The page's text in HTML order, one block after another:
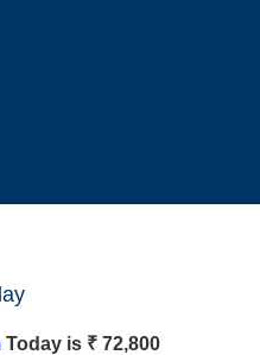
Today is ₹ 72,800